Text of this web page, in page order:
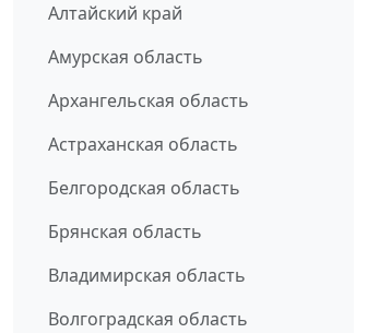
Алтайский край
Амурская область
Архангельская область
Астраханская область
Белгородская область
Брянская область
Владимирская область
Волгоградская область